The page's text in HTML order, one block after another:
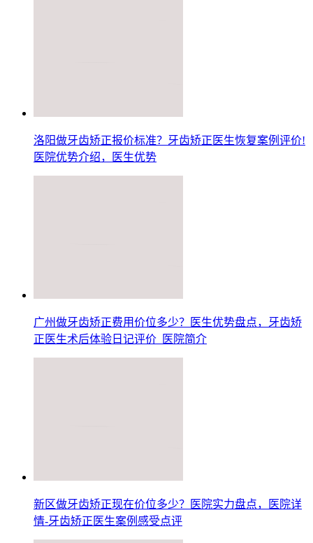
洛阳做牙齿矫正报价标准？牙齿矫正医生恢复案例评价!
医院优势介绍，医生优势
广州做牙齿矫正费用价位多少？医生优势盘点，牙齿矫
正医生术后体验日记评价_医院简介
新区做牙齿矫正现在价位多少？医院实力盘点，医院详
情-牙齿矫正医生案例感受点评